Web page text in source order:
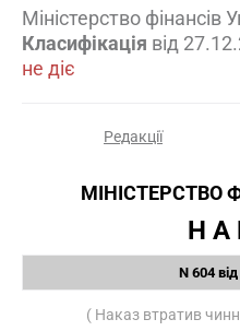
Міністерство фінансів
Класифікація від
не діє
Редакції
МІНІСТЕРСТВО
Н А
N 604
( Наказ втратив